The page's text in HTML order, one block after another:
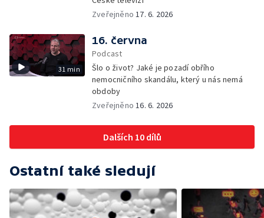
Zveřejněno17. 6. 2026
31 min
16. června
Podcast
Šlo o život? Jaké je pozadí obřího
nemocničního skandálu, který u nás nemá
obdoby
Zveřejněno16. 6. 2026
Dalších 10 dílů
Ostatní také sledují